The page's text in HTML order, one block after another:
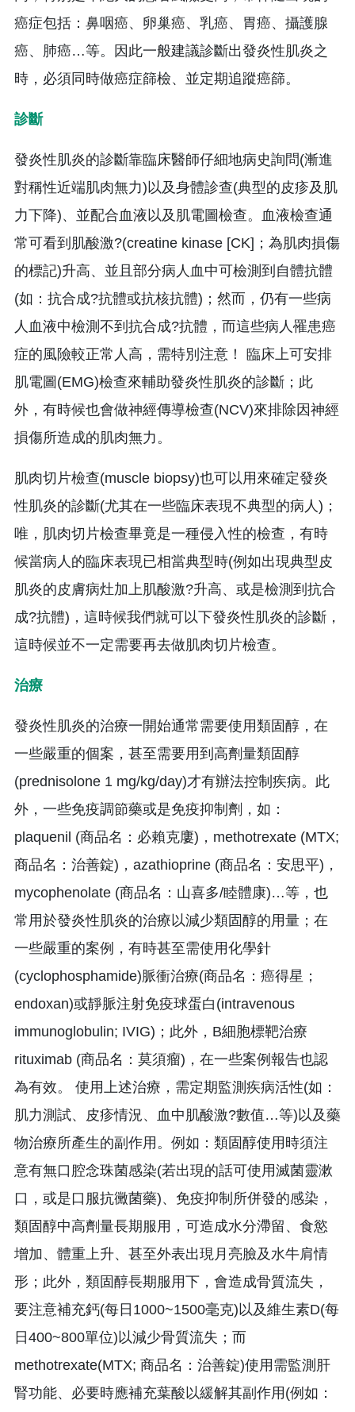
癌症包括：鼻咽癌、卵巢癌、乳癌、胃癌、攝護腺
癌、肺癌…等。因此一般建議診斷出發炎性肌炎之
時，必須同時做癌症篩檢、並定期追蹤癌篩。
診斷
發炎性肌炎的診斷靠臨床醫師仔細地病史詢問(漸進
對稱性近端肌肉無力)以及身體診查(典型的皮疹及肌
力下降)、並配合血液以及肌電圖檢查。血液檢查通
常可看到肌酸激?(creatine kinase [CK]；為肌肉損傷
的標記)升高、並且部分病人血中可檢測到自體抗體
(如：抗合成?抗體或抗核抗體)；然而，仍有一些病
人血液中檢測不到抗合成?抗體，而這些病人罹患癌
症的風險較正常人高，需特別注意！ 臨床上可安排
肌電圖(EMG)檢查來輔助發炎性肌炎的診斷；此
外，有時候也會做神經傳導檢查(NCV)來排除因神經
損傷所造成的肌肉無力。
肌肉切片檢查(muscle biopsy)也可以用來確定發炎
性肌炎的診斷(尤其在一些臨床表現不典型的病人)；
唯，肌肉切片檢查畢竟是一種侵入性的檢查，有時
候當病人的臨床表現已相當典型時(例如出現典型皮
肌炎的皮膚病灶加上肌酸激?升高、或是檢測到抗合
成?抗體)，這時候我們就可以下發炎性肌炎的診斷，
這時候並不一定需要再去做肌肉切片檢查。
治療
發炎性肌炎的治療一開始通常需要使用類固醇，在
一些嚴重的個案，甚至需要用到高劑量類固醇
(prednisolone 1 mg/kg/day)才有辦法控制疾病。此
外，一些免疫調節藥或是免疫抑制劑，如：
plaquenil (商品名：必賴克廔)，methotrexate (MTX;
商品名：治善錠)，azathioprine (商品名：安思平)，
mycophenolate (商品名：山喜多/睦體康)…等，也
常用於發炎性肌炎的治療以減少類固醇的用量；在
一些嚴重的案例，有時甚至需使用化學針
(cyclophosphamide)脈衝治療(商品名：癌得星；
endoxan)或靜脈注射免疫球蛋白(intravenous
immunoglobulin; IVIG)；此外，B細胞標靶治療
rituximab (商品名：莫須瘤)，在一些案例報告也認
為有效。 使用上述治療，需定期監測疾病活性(如：
肌力測試、皮疹情況、血中肌酸激?數值…等)以及藥
物治療所產生的副作用。例如：類固醇使用時須注
意有無口腔念珠菌感染(若出現的話可使用滅菌靈漱
口，或是口服抗黴菌藥)、免疫抑制所併發的感染，
類固醇中高劑量長期服用，可造成水分滯留、食慾
增加、體重上升、甚至外表出現月亮臉及水牛肩情
形；此外，類固醇長期服用下，會造成骨質流失，
要注意補充鈣(每日1000~1500毫克)以及維生素D(每
日400~800單位)以減少骨質流失；而
methotrexate(MTX; 商品名：治善錠)使用需監測肝
腎功能、必要時應補充葉酸以緩解其副作用(例如：